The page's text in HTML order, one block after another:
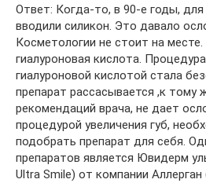
Ответ: Когда-то, в 90-е годы, для
вводили силикон. Это давало
Косметологии не стоит на
гиалуроновая кислота.
гиалуроновой кислотой стала
препарат рассасывается ,к тому
рекомендаций врача, не дает
процедурой увеличения губ,
подобрать препарат для себя.
препаратов является Ювидерм
Ultra Smile) от компании